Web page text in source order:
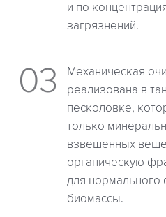
и по
загрязнений.
Механическая
реализована в
песколовке,
только
взвешенных
органическую
для нормального
биомассы.